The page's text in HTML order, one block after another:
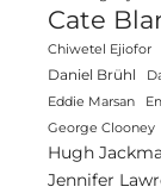
Cate
Chiwetel Ejiofor
Daniel Brühl
Eddie Marsan
George Clooney
Hugh
Jennifer